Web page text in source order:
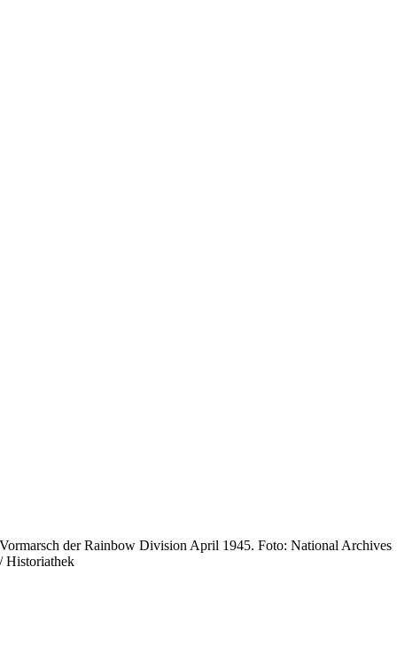
Vormarsch der Rainbow Division April 1945. Foto: National Archives
/ Historiathek